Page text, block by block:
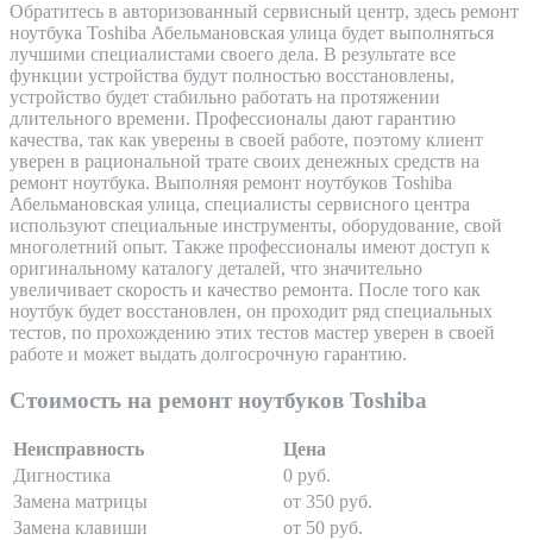
Обратитесь в авторизованный сервисный центр, здесь ремонт
ноутбука Toshiba Абельмановская улица будет выполняться
лучшими специалистами своего дела. В результате все
функции устройства будут полностью восстановлены,
устройство будет стабильно работать на протяжении
длительного времени. Профессионалы дают гарантию
качества, так как уверены в своей работе, поэтому клиент
уверен в рациональной трате своих денежных средств на
ремонт ноутбука. Выполняя ремонт ноутбуков Toshiba
Абельмановская улица, специалисты сервисного центра
используют специальные инструменты, оборудование, свой
многолетний опыт. Также профессионалы имеют доступ к
оригинальному каталогу деталей, что значительно
увеличивает скорость и качество ремонта. После того как
ноутбук будет восстановлен, он проходит ряд специальных
тестов, по прохождению этих тестов мастер уверен в своей
работе и может выдать долгосрочную гарантию.
Стоимость на ремонт ноутбуков Toshiba
Неисправность
Цена
Дигностика
0 руб.
Замена матрицы
от 350 руб.
Замена клавиши
от 50 руб.